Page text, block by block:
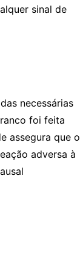
sinal de
necessárias
foi feita
assegura que o
adversa à